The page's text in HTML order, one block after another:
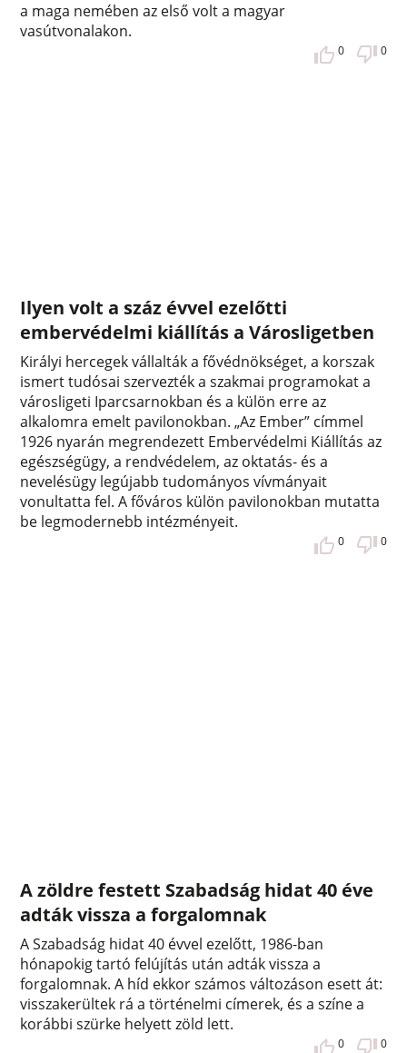
a maga nemében az első volt a magyar
vasútvonalakon.
0 0
Ilyen volt a száz évvel ezelőtti
embervédelmi kiállítás a Városligetben
Királyi hercegek vállalták a fővédnökséget, a korszak
ismert tudósai szervezték a szakmai programokat a
városligeti Iparcsarnokban és a külön erre az
alkalomra emelt pavilonokban. „Az Ember” címmel
1926 nyarán megrendezett Embervédelmi Kiállítás az
egészségügy, a rendvédelem, az oktatás- és a
nevelésügy legújabb tudományos vívmányait
vonultatta fel. A főváros külön pavilonokban mutatta
be legmodernebb intézményeit.
0 0
A zöldre festett Szabadság hidat 40 éve
adták vissza a forgalomnak
A Szabadság hidat 40 évvel ezelőtt, 1986-ban
hónapokig tartó felújítás után adták vissza a
forgalomnak. A híd ekkor számos változáson esett át:
visszakerültek rá a történelmi címerek, és a színe a
korábbi szürke helyett zöld lett.
0 0